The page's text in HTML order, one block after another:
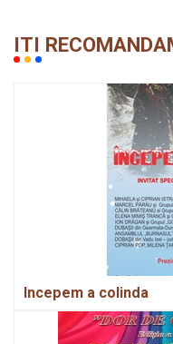
ITI
Incepem a colinda